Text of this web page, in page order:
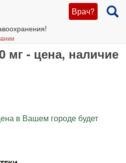
Врач?
мг - цена, наличие
в Вашем городе будет